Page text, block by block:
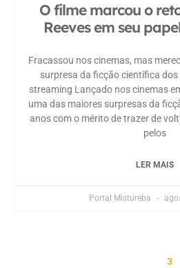
O filme marcou o
Reeves em seu
Fracassou nos cinemas, mas
surpresa da ficção científica
streaming Lançado nos cinemas
uma das maiores surpresas da
anos com o mérito de trazer de
pelos
LER MAIS
Portal Mistureba
3